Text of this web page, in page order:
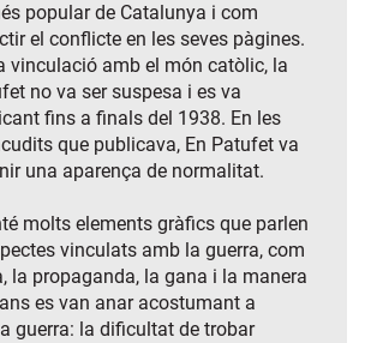
popular de Catalunya i com
el conflicte en les seves pàgines.
vinculació amb el món catòlic, la
no va ser suspesa i es va
fins a finals del 1938. En les
que publicava, En Patufet va
una aparença de normalitat.
molts elements gràfics que parlen
vinculats amb la guerra, com
la propaganda, la gana i la manera
es van anar acostumant a
guerra: la dificultat de trobar